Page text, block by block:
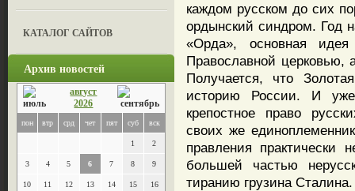
КАТАЛОГ САЙТОВ
Архив новостей
август
2026
пон втр срд чет пят суб вск
1 2
3 4 5 6 7 8 9
10 11 12 13 14 15 16
каждом русском до сих
ордынский синдром. Год
«Орда», основная
Православной
Получается, что
историю России. И
крепостное право
своих же
правления практически
большей частью
тиранию грузина Сталина.